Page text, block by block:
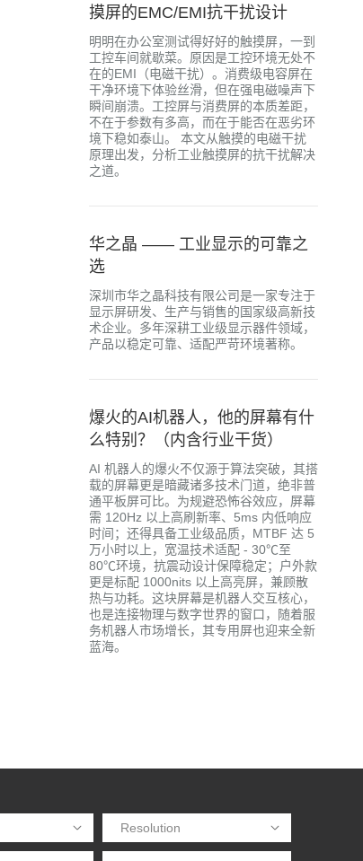
摸屏的EMC/EMI抗干扰设计
明明在办公室测试得好好的触摸屏，一到
工控车间就歇菜。原因是工控环境无处不
在的EMI（电磁干扰）。消费级电容屏在
干净环境下体验丝滑，但在强电磁噪声下
瞬间崩溃。工控屏与消费屏的本质差距，
不在于参数有多高，而在于能否在恶劣环
境下稳如泰山。 本文从触摸的电磁干扰
原理出发，分析工业触摸屏的抗干扰解决
之道。
华之晶 —— 工业显示的可靠之
选
深圳市华之晶科技有限公司是一家专注于
显示屏研发、生产与销售的国家级高新技
术企业。多年深耕工业级显示器件领域，
产品以稳定可靠、适配严苛环境著称。
爆火的AI机器人，他的屏幕有什
么特别？（内含行业干货）
AI 机器人的爆火不仅源于算法突破，其搭
载的屏幕更是暗藏诸多技术门道，绝非普
通平板屏可比。为规避恐怖谷效应，屏幕
需 120Hz 以上高刷新率、5ms 内低响应
时间；还得具备工业级品质，MTBF 达 5
万小时以上，宽温技术适配 - 30℃至
80℃环境，抗震动设计保障稳定；户外款
更是标配 1000nits 以上高亮屏，兼顾散
热与功耗。这块屏幕是机器人交互核心，
也是连接物理与数字世界的窗口，随着服
务机器人市场增长，其专用屏也迎来全新
蓝海。